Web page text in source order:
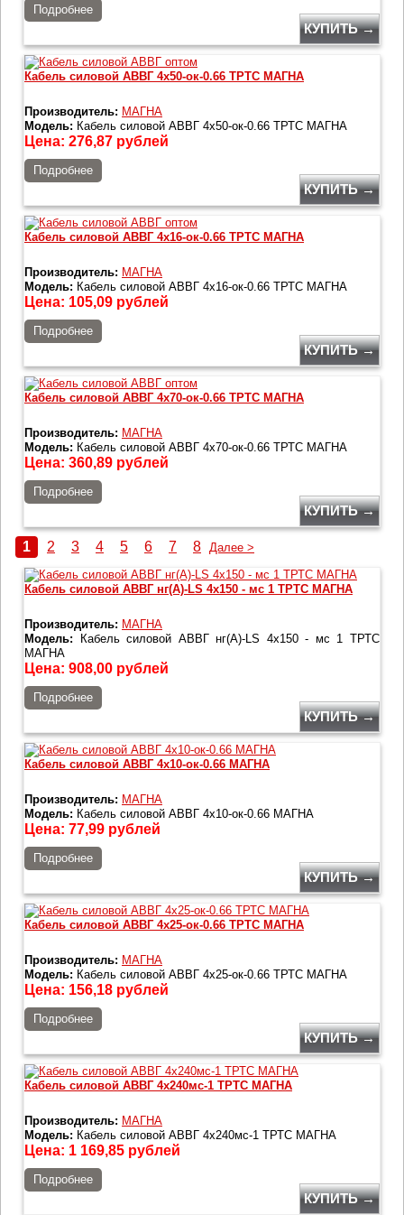
Подробнее
КУПИТЬ →
Кабель силовой АВВГ 4х50-ок-0.66 ТРТС МАГНА
Производитель: МАГНА
Модель: Кабель силовой АВВГ 4х50-ок-0.66 ТРТС МАГНА
Цена: 276,87 рублей
Подробнее
КУПИТЬ →
Кабель силовой АВВГ 4х16-ок-0.66 ТРТС МАГНА
Производитель: МАГНА
Модель: Кабель силовой АВВГ 4х16-ок-0.66 ТРТС МАГНА
Цена: 105,09 рублей
Подробнее
КУПИТЬ →
Кабель силовой АВВГ 4х70-ок-0.66 ТРТС МАГНА
Производитель: МАГНА
Модель: Кабель силовой АВВГ 4х70-ок-0.66 ТРТС МАГНА
Цена: 360,89 рублей
Подробнее
КУПИТЬ →
1 2 3 4 5 6 7 8 Далее >
Кабель силовой АВВГ нг(А)-LS 4х150 - мс 1 ТРТС МАГНА
Производитель: МАГНА
Модель: Кабель силовой АВВГ нг(А)-LS 4х150 - мс 1 ТРТС
МАГНА
Цена: 908,00 рублей
Подробнее
КУПИТЬ →
Кабель силовой АВВГ 4х10-ок-0.66 МАГНА
Производитель: МАГНА
Модель: Кабель силовой АВВГ 4х10-ок-0.66 МАГНА
Цена: 77,99 рублей
Подробнее
КУПИТЬ →
Кабель силовой АВВГ 4х25-ок-0.66 ТРТС МАГНА
Производитель: МАГНА
Модель: Кабель силовой АВВГ 4х25-ок-0.66 ТРТС МАГНА
Цена: 156,18 рублей
Подробнее
КУПИТЬ →
Кабель силовой АВВГ 4х240мс-1 ТРТС МАГНА
Производитель: МАГНА
Модель: Кабель силовой АВВГ 4х240мс-1 ТРТС МАГНА
Цена: 1 169,85 рублей
Подробнее
КУПИТЬ →